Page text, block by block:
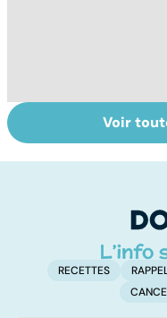
Intoxications
alimentaires :
Voir
RECETTES